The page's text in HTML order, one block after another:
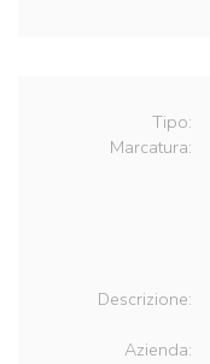
Tipo:
Marcatura:
Descrizione:
Azienda: